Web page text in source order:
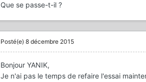
Que se passe-t-il ?
Posté(e) 8 décembre 2015
Bonjour YANIK,
Je n'ai pas le temps de refaire l'essai